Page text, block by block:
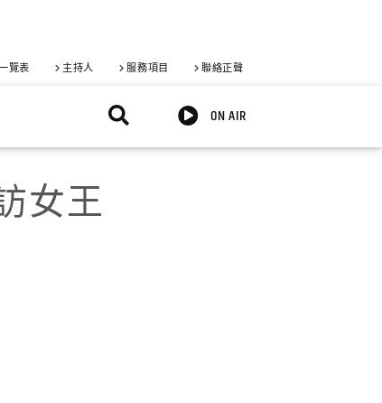
覽表 主持人 服務項目 聯絡正聲
ON AIR
女王